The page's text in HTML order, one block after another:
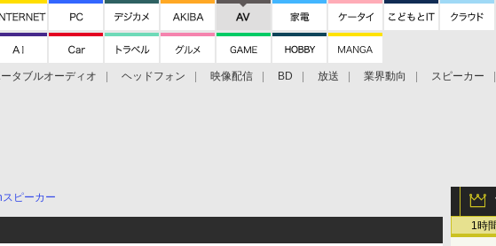
タブルオーディオ ヘッドフォン 映像配信 BD 放送 業界動向 スピーカー
1時
ピーカー